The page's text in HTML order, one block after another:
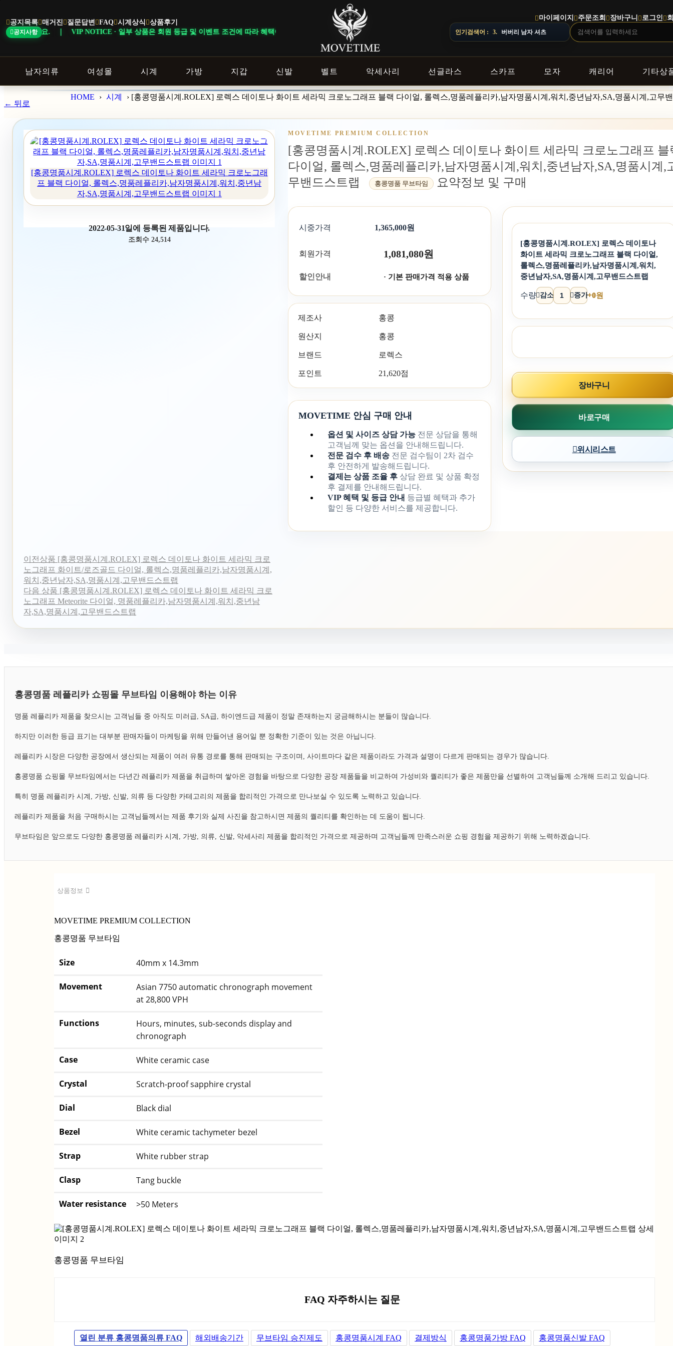
공지목록 매거진 질문답변 FAQ 시계상식 상품후기
공지사항
NOTICE · 일부 상품은 회원 등급 및 이벤트 조건에 따라 혜택이 다르게 적용됩니다. ｜ DELIVERY NOTICE · 지역에 따라 배송 일정이 달라질 수 있으니 주문 전 상담창으로 문의해 주세요.
마이페이지 주문조회 장바구니 로그인
인기검색어 : 4. 스톤아일랜드 남자 맨투맨
남자의류 여성몰 시계 가방 지갑 신발 벨트 악세사리 선글라스 스카프 모자 캐리어 기타상
바
로
기
← 뒤로
HOME › 시계 › [홍콩명품시계.ROLEX] 로렉스 데이토나 화이트 세라믹 크로노그래프 블랙 다이얼, 롤렉스,명품레플리카,남자명품시계,워치,중년남자,SA,명품시계,고무
[홍콩명품시계.ROLEX] 로렉스 데이토나 화이트 세라믹 크로노그래
프 블랙 다이얼, 롤렉스,명품레플리카,남자명품시계,워치,중년남
자,SA,명품시계,고무밴드스트랩 이미지 1
2022-05-31일에 등록된 제품입니다.
조회수 24,514
MOVETIME PREMIUM COLLECTION
[홍콩명품시계.ROLEX] 로렉스 데이토나 화이트 세라믹 크로노그래프 블
다이얼, 롤렉스,명품레플리카,남자명품시계,워치,중년남자,SA,명품시계,
무밴드스트랩
홍콩명품 무브타임 요약정보 및 구매
시중가격 1,365,000원
회원가격 1,081,080원
할인안내 · 기본 판매가격 적용 상품
제조사 홍콩
원산지 홍콩
브랜드 로렉스
포인트 21,620점
MOVETIME 안심 구매 안내
옵션 및 사이즈 상담 가능 전문 상담을 통해
고객님께 맞는 옵션을 안내해드립니다.
전문 검수 후 배송 전문 검수팀이 2차 검수
후 안전하게 발송해드립니다.
결제는 상품 조율 후 상담 완료 및 상품 확정
후 결제를 안내해드립니다.
VIP 혜택 및 등급 안내 등급별 혜택과 추가
할인 등 다양한 서비스를 제공합니다.
[홍콩명품시계.ROLEX] 로렉스 데이토나
화이트 세라믹 크로노그래프 블랙 다이얼,
롤렉스,명품레플리카,남자명품시계,워치,
중년남자,SA,명품시계,고무밴드스트랩
수량 감소 증가+0원
바로구매
장바구니
위시리스트
이전상품 [홍콩명품시계.ROLEX] 로렉스 데이토나 화이트 세라믹 크로
노그래프 화이트/로즈골드 다이얼, 롤렉스,명품레플리카,남자명품시계,
워치,중년남자,SA,명품시계,고무밴드스트랩
다음 상품 [홍콩명품시계.ROLEX] 로렉스 데이토나 화이트 세라믹 크로
노그래프 Meteorite 다이얼, 명품레플리카,남자명품시계,워치,중년남
자,SA,명품시계,고무밴드스트랩
홍콩명품 레플리카 쇼핑몰 무브타임 이용해야 하는 이유
명품 레플리카 제품을 찾으시는 고객님들 중 아직도 미러급, SA급, 하이엔드급 제품이 정말 존재하는지 궁금해하시는 분들이 많습니다.
하지만 이러한 등급 표기는 대부분 판매자들이 마케팅을 위해 만들어낸 용어일 뿐 정확한 기준이 있는 것은 아닙니다.
레플리카 시장은 다양한 공장에서 생산되는 제품이 여러 유통 경로를 통해 판매되는 구조이며, 사이트마다 같은 제품이라도 가격과 설명이 다르게 판매되는 경우가 많습니다.
홍콩명품 쇼핑몰 무브타임에서는 다년간 레플리카 제품을 취급하며 쌓아온 경험을 바탕으로 다양한 공장 제품들을 비교하여 가성비와 퀄리티가 좋은 제품만을 선별하여 고객님들께 소개해 드리고 있습니다.
특히 명품 레플리카 시계, 가방, 신발, 의류 등 다양한 카테고리의 제품을 합리적인 가격으로 만나보실 수 있도록 노력하고 있습니다.
레플리카 제품을 처음 구매하시는 고객님들께서는 제품 후기와 실제 사진을 참고하시면 제품의 퀄리티를 확인하는 데 도움이 됩니다.
무브타임은 앞으로도 다양한 홍콩명품 레플리카 시계, 가방, 의류, 신발, 악세사리 제품을 합리적인 가격으로 제공하며 고객님들께 만족스러운 쇼핑 경험을 제공하기 위해 노력하겠습니다.
상품정보
MOVETIME PREMIUM COLLECTION
홍콩명품 무브타임
Size 40mm x 14.3mm
Movement
Asian 7750 automatic chronograph movement
at 28,800 VPH
Functions
Hours, minutes, sub-seconds display and
chronograph
Case White ceramic case
Crystal Scratch-proof sapphire crystal
Dial Black dial
Bezel White ceramic tachymeter bezel
Strap White rubber strap
Clasp Tang buckle
Water resistance >50 Meters
홍콩명품 무브타임
FAQ 자주하시는 질문
열린 분류 홍콩명품의류 FAQ 해외배송기간 무브타임 승진제도 홍콩명품시계 FAQ 결제방식 홍콩명품가방 FAQ 홍콩명품신발 FAQ